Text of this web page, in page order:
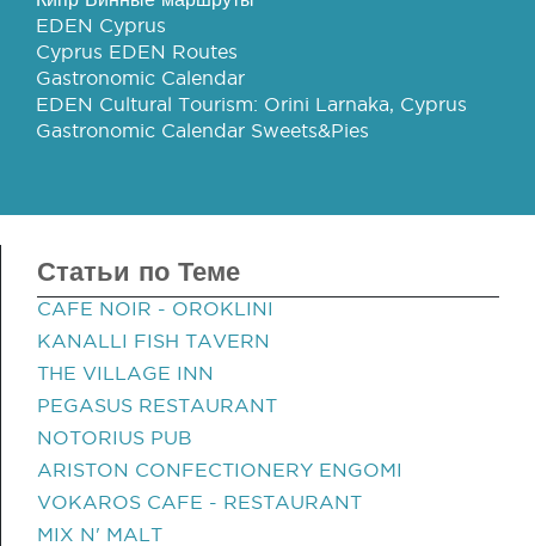
EDEN Cyprus
Cyprus EDEN Routes
Gastronomic Calendar
EDEN Cultural Tourism: Orini Larnaka, Cyprus
Gastronomic Calendar Sweets&Pies
Статьи по Теме
CAFE NOIR - OROKLINI
KANALLI FISH TAVERN
THE VILLAGE INN
PEGASUS RESTAURANT
NOTORIUS PUB
ARISTON CONFECTIONERY ENGOMI
VOKAROS CAFE - RESTAURANT
MIX N' MALT